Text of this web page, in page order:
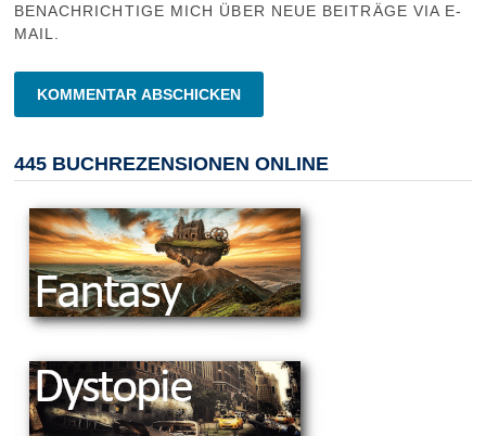
BENACHRICHTIGE MICH ÜBER NEUE BEITRÄGE VIA E-
MAIL.
445 BUCHREZENSIONEN ONLINE